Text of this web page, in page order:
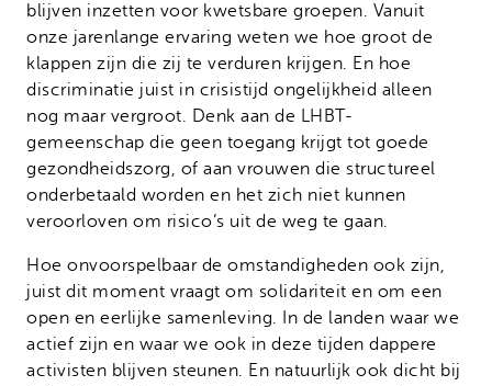
blijven inzetten voor kwetsbare groepen. Vanuit
onze jarenlange ervaring weten we hoe groot de
klappen zijn die zij te verduren krijgen. En hoe
discriminatie juist in crisistijd ongelijkheid alleen
nog maar vergroot. Denk aan de LHBT-
gemeenschap die geen toegang krijgt tot goede
gezondheidszorg, of aan vrouwen die structureel
onderbetaald worden en het zich niet kunnen
veroorloven om risico’s uit de weg te gaan.
Hoe onvoorspelbaar de omstandigheden ook zijn,
juist dit moment vraagt om solidariteit en om een
open en eerlijke samenleving. In de landen waar we
actief zijn en waar we ook in deze tijden dappere
activisten blijven steunen. En natuurlijk ook dicht bij